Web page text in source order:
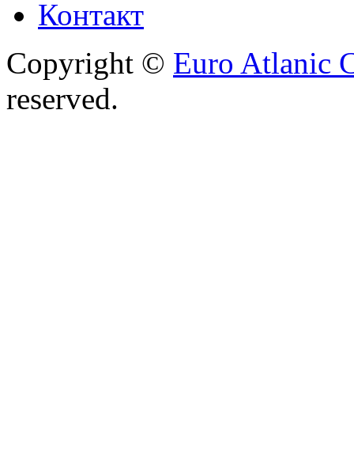
Контакт
Copyright © Euro Atlanic
reserved.